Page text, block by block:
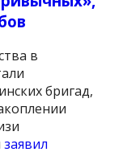
в
бригад,
заявил